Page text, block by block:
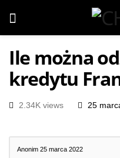
Ile można
kredytu
2.34K views 25
Anonim 25 marca 2022